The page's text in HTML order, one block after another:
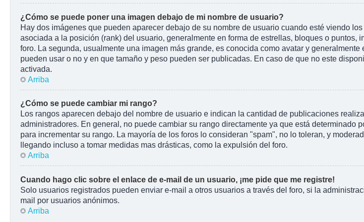
¿Cómo se puede poner una imagen debajo de mi nombre de usuario?
Hay dos imágenes que pueden aparecer debajo de su nombre de usuario cuando esté viendo
asociada a la posición (rank) del usuario, generalmente en forma de estrellas, bloques o
foro. La segunda, usualmente una imagen más grande, es conocida como avatar y
pueden usar o no y en que tamaño y peso pueden ser publicadas. En caso de que no este
activada.
Arriba
¿Cómo se puede cambiar mi rango?
Los rangos aparecen debajo del nombre de usuario e indican la cantidad de publicaciones
administradores. En general, no puede cambiar su rango directamente ya que está
para incrementar su rango. La mayoría de los foros lo consideran "spam", no lo toleran, y
llegando incluso a tomar medidas mas drásticas, como la expulsión del foro.
Arriba
Cuando hago clic sobre el enlace de e-mail de un usuario, ¡me pide que me registre!
Solo usuarios registrados pueden enviar e-mail a otros usuarios a través del foro, si la
mail por usuarios anónimos.
Arriba